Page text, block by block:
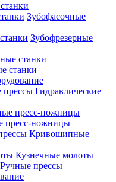
Зубофасочные
Зубофрезерные
станки
Гидравлические
пресс-ножницы
Кривошипные
Кузнечные молоты
Ручные прессы